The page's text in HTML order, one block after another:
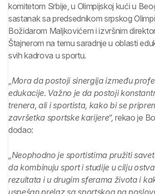
komitetom Srbije, u Olimpijskoj kući u
sastanak sa predsednikom srpskog
Božidarom Maljkovićem i izvršnim
Štajnerom na temu saradnje u oblasti
svih kadrova u sportu.
Mora da postoji sinergija između
edukacije. Važno je da postoji
trenera, ali i sportista, kako bi se
završetka sportske karijere“,rekao je
dodao:
„Neophodno je sportistima pružiti
da kombinuju sport i studije u cilju
rezultata i u drugim sferama života i
uspešan prelaz sa sportskog na